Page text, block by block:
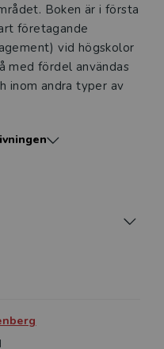
Boken är i första
företagande
vid högskolor
med fördel användas
inom andra typer av
den första är
som berör
etik.